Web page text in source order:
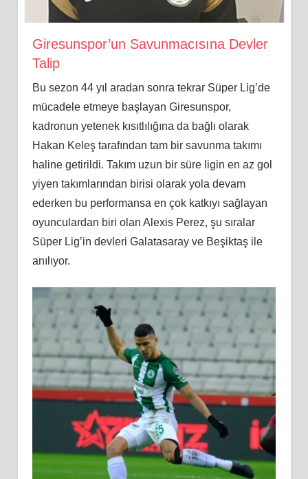
Giresunspor’un Savunmacısına Devler
Talip
Bu sezon 44 yıl aradan sonra tekrar Süper Lig’de
mücadele etmeye başlayan Giresunspor,
kadronun yetenek kısıtlılığına da bağlı olarak
Hakan Keleş tarafından tam bir savunma takımı
haline getirildi. Takım uzun bir süre ligin en az gol
yiyen takımlarından birisi olarak yola devam
ederken bu performansa en çok katkıyı sağlayan
oyunculardan biri olan Alexis Perez, şu sıralar
Süper Lig’in devleri Galatasaray ve Beşiktaş ile
anılıyor.